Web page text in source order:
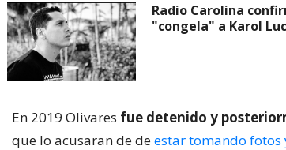
Radio Carolina
"congela" a Karol
En 2019 Olivares fue detenido y
que lo acusaran de deestar tomando